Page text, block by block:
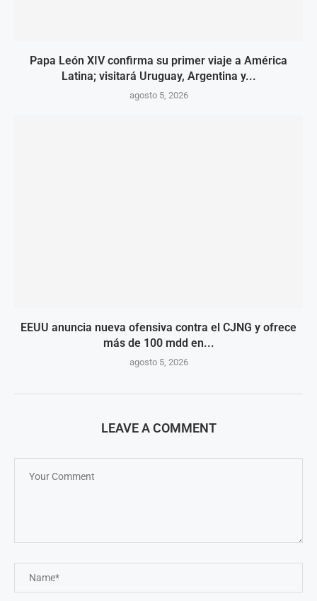
Papa León XIV confirma su primer viaje a América
Latina; visitará Uruguay, Argentina y...
agosto 5, 2026
EEUU anuncia nueva ofensiva contra el CJNG y ofrece
más de 100 mdd en...
agosto 5, 2026
LEAVE A COMMENT